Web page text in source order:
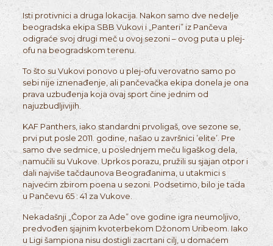
Isti protivnici a druga lokacija. Nakon samo dve nedelje
beogradska ekipa SBB Vukovi i „Panteri” iz Pančeva
odigraće svoj drugi meč u ovoj sezoni – ovog puta u plej-
ofu na beogradskom terenu.
To što su Vukovi ponovo u plej-ofu verovatno samo po
sebi nije iznenađenje, ali pančevačka ekipa donela je ona
prava uzbuđenja koja ovaj sport čine jednim od
najuzbudljivijih.
KAF Panthers, iako standardni prvoligaš, ove sezone se,
prvi put posle 2011. godine, našao u završnici ’elite’. Pre
samo dve sedmice, u poslednjem meču ligaškog dela,
namučili su Vukove. Uprkos porazu, pružili su sjajan otpor i
dali najviše tačdaunova Beograđanima, u utakmici s
najvećim zbirom poena u sezoni. Podsetimo, bilo je tada
u Pančevu 65 : 41 za Vukove.
Nekadašnji „Čopor za Ade” ove godine igra neumoljivo,
predvođen sjajnim kvoterbekom Džonom Uribeom. Iako
u Ligi šampiona nisu dostigli zacrtani cilj, u domaćem